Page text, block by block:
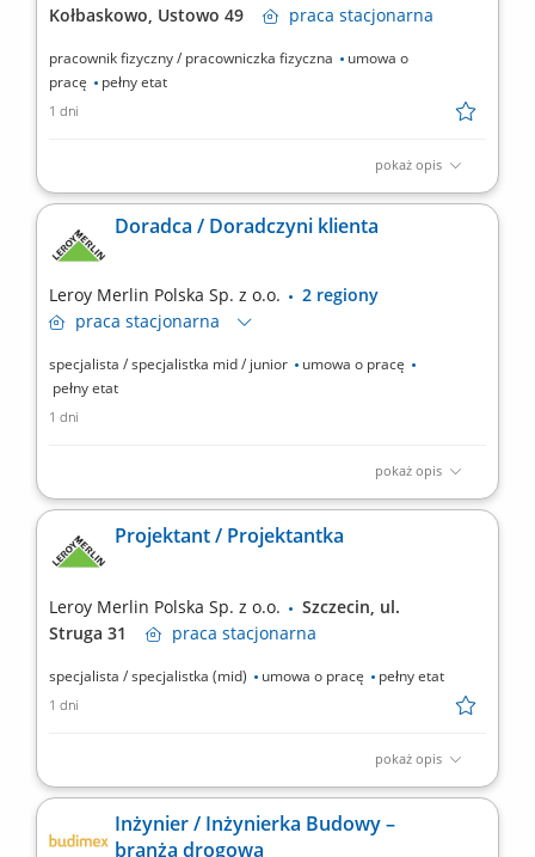
Kołbaskowo, Ustowo 49
praca stacjonarna
pracownik fizyczny / pracowniczka fizyczna
umowa o
pracę
pełny etat
1 dni
pokaż opis
Co będziesz robić? Twój start z Buddym: przez pierwsze 4
miesiące będziesz zdobywać wiedzę i doświadczenie pod opieką
opiekuna wdrożenia oraz zespołu, Realizacja zamówień:
skompletujesz i przygotujesz zamówienia dla klientów, zadbasz o
Doradca / Doradczyni klienta
Leroy Merlin Polska Sp. z o.o.
praca stacjonarna
specjalista / specjalistka mid / junior
umowa o pracę
pełny etat
1 dni
pokaż opis
Co będziesz robić? Twój start z Buddym: przez pierwsze 4
sprzedażową przy wsparciu opiekuna wdrożenia i zespołu,
Aktywna sprzedaż i doradztwo: będziesz sprzedawać i doradzać
Projektant / Projektantka
Leroy Merlin Polska Sp. z o.o.
Szczecin, ul.
Struga 31
praca stacjonarna
specjalista / specjalistka (mid) umowa o pracę pełny etat
1 dni
pokaż opis
Jakie zadania na Ciebie czekają? opracowywanie kompleksowych
indywidualnych potrzeb klienta, uwzględniając parametry
Inżynier / Inżynierka Budowy –
branża drogowa